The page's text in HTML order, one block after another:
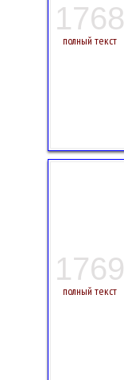
1768
полный текст
1769
полный текст